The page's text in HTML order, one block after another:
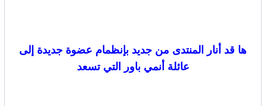
ها قد أنار المنتدى من جديد بإنظمام عضوة جديدة إلى
عائلة أنمي باور التي تسعد